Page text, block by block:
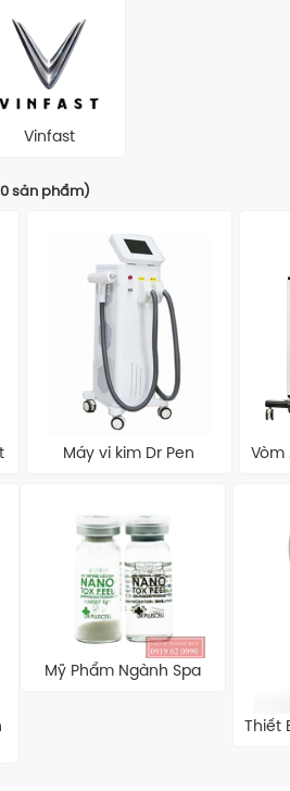
Vinfast
sản phẩm)
Máy vi kim Dr Pen Vòm
Mỹ Phẩm Ngành Spa
Thiết